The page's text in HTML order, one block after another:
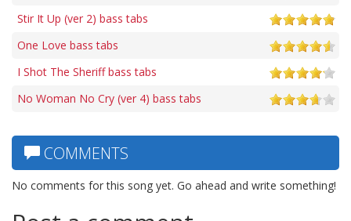
Stir It Up (ver 2) bass tabs
One Love bass tabs
I Shot The Sheriff bass tabs
No Woman No Cry (ver 4) bass tabs
COMMENTS
No comments for this song yet. Go ahead and write something!